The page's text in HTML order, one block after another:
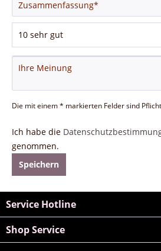
Die mit einem * markierten Felder sind
Ich habe die
genommen.
Speichern
Service Hotline
Shop Service